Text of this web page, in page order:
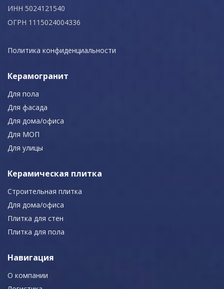
ИНН 5024121540
ОГРН 1115024004336
Политика конфиденциальности
Керамогранит
Для пола
Для фасада
Для дома/офиса
Для МОП
Для улицы
Керамическая плитка
Строительная плитка
Для дома/офиса
Плитка для стен
Плитка для пола
Навигация
О компании